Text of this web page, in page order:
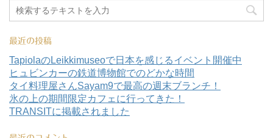
最近の投稿
TapiolaのLeikkimuseoで日本を感じるイベント開催中
ヒュビンカーの鉄道博物館でのどかな時間
タイ料理屋さんSayam9で最高の週末ブランチ！
氷の上の期間限定カフェに行ってきた！
TRANSITに掲載されました